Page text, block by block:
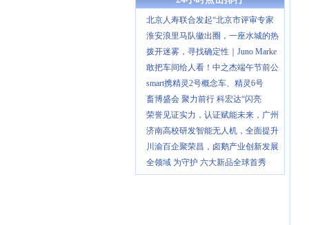
北京人寿联合发起“北京市评审专家
淮安浪里马队徽出圈，一座水城的热
拨开迷雾，寻找确定性｜Juno Marke
敢把车间给人看！中之杰端午节前公
smart携精灵2号概念车、精灵6号
畜博盛会 聚力前行 科宏达“闪亮
荣誉见证实力，认证赋能未来，广州
济南高校研发智能无人机，全面提升
川渝百企聚荣昌，卤鹅产业创新发展
全领域 为守护 六大新品全球首秀